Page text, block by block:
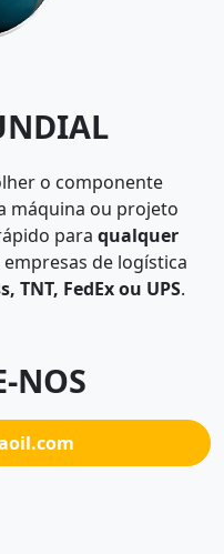
o componente
máquina ou projeto
para qualquer
de logística
TNT, FedEx ou UPS.
NOS